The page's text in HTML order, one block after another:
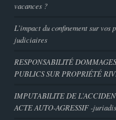
vacances ?
L’impact du confinement sur vos
judiciaires
RESPONSABILITÉ
PUBLICS SUR PROPRIÉTÉ
IMPUTABILITE DE
ACTE AUTO-AGRESSIF -